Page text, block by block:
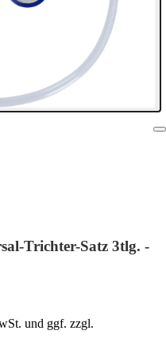
Trichter-Satz 3tlg. -
und ggf. zzgl.